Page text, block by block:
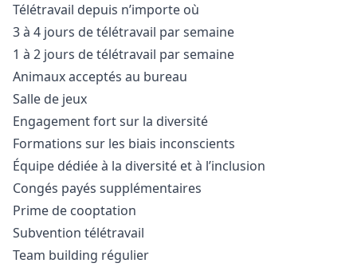
Télétravail depuis n’importe où
3 à 4 jours de télétravail par semaine
1 à 2 jours de télétravail par semaine
Animaux acceptés au bureau
Salle de jeux
Engagement fort sur la diversité
Formations sur les biais inconscients
Équipe dédiée à la diversité et à l’inclusion
Congés payés supplémentaires
Prime de cooptation
Subvention télétravail
Team building régulier